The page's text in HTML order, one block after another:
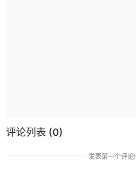
评论列表 (0)
发表第一个评论!